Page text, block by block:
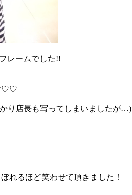
レームでした!!
♡♡
り店長も写ってしまいましたが…)
れるほど笑わせて頂きました！